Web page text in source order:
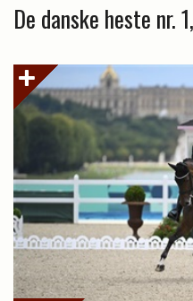
De danske heste nr.